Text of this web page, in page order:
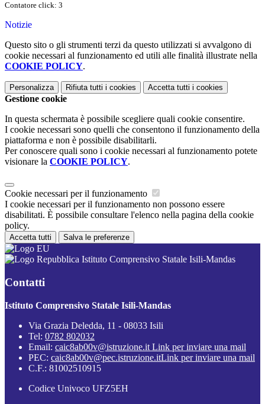
Contatore click: 3
Notizie
Questo sito o gli strumenti terzi da questo utilizzati si avvalgono di
cookie necessari al funzionamento ed utili alle finalità illustrate nella
COOKIE POLICY.
Personalizza Rifiuta tutti i cookies Accetta tutti i cookies
Gestione cookie
In questa schermata è possibile scegliere quali cookie consentire.
I cookie necessari sono quelli che consentono il funzionamento della
piattaforma e non è possibile disabilitarli.
Per conoscere quali sono i cookie necessari al funzionamento potete
visionare la COOKIE POLICY.
Cookie necessari per il funzionamento
I cookie necessari per il funzionamento non possono essere
disabilitati. È possibile consultare l'elenco nella pagina della cookie
policy.
Accetta tutti Salva le preferenze
Istituto Comprensivo Statale Isili-Mandas
Contatti
Istituto Comprensivo Statale Isili-Mandas
Via Grazia Deledda, 11 - 08033 Isili
Tel: 0782 802032
Email: caic8ab00v@istruzione.it Link per inviare una mail
PEC: caic8ab00v@pec.istruzione.itLink per inviare una mail
C.F.: 81002510915
Codice Univoco UFZ5EH